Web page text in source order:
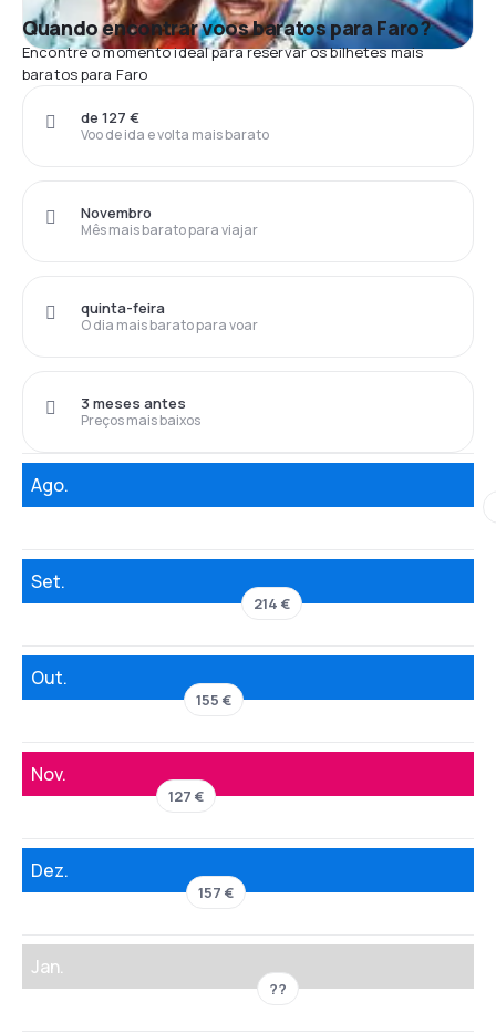
Quando encontrar voos baratos para Faro?
Encontre o momento ideal para reservar os bilhetes mais
baratos para Faro
Voo de ida e volta mais barato
de 127 €
Mês mais barato para viajar
Novembro
O dia mais barato para voar
quinta-feira
Preços mais baixos
3 meses antes
Ago.
Set.
214 €
Out.
155 €
Nov.
127 €
Dez.
157 €
Jan.
??